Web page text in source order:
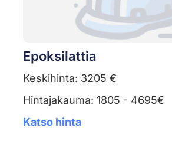
Epoksilattia
Keskihinta: 3205 €
Hintajakauma: 1805 - 4695€
Katso hinta